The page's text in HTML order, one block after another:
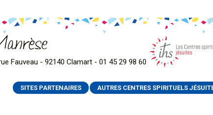
Fauveau - 92140 Clamart - 01 45 29 98 60
SITES PARTENAIRES AUTRES CENTRES SPIRITUELS